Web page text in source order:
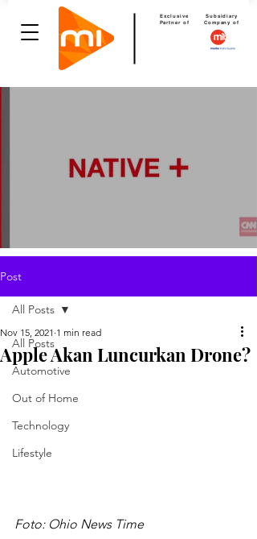
Exclusive
Partner of
Subsidiary
Company of
Post
All Posts
Automotive
Out of Home
Technology
Lifestyle
All Posts
Apple Akan Luncurkan Drone?
Nov 15, 2021 1 min read
Foto: Ohio News Time